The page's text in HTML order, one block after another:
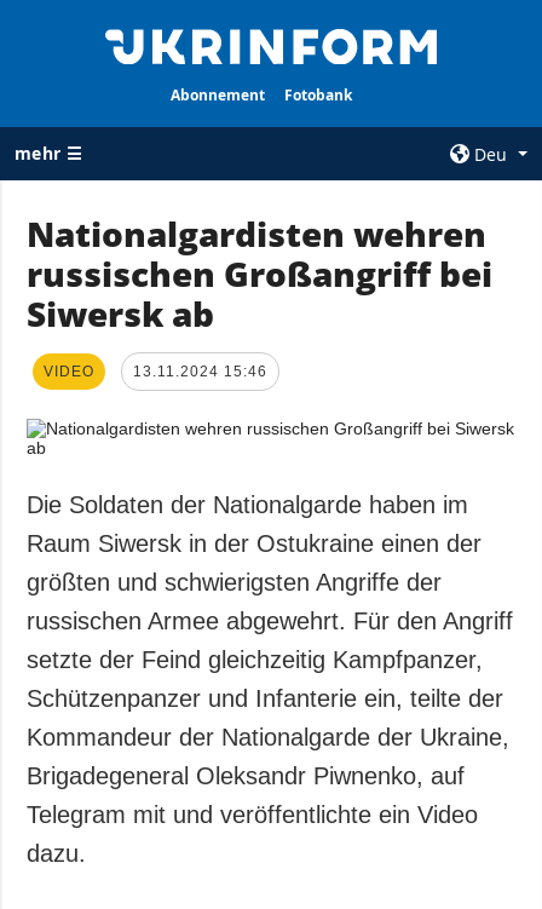
Abonnement Fotobank
mehr ☰
Deu
ALLE
RUBRIKEN
Krieg
Wiederaufbau
Politik
Militär
Gesellschaft und
Kultur
Sport
Kriminalität
Notstand und
AGENTUR
Politik zur
personenbezogener
Daten
ZUSÄTZLICH
Veröffentlichungen
Interview
LEISTUNGEN
Abonnement
Nationalgardisten wehren
russischen Großangriff bei
Siwersk ab
VIDEO 13.11.2024 15:46
Die Soldaten der Nationalgarde haben im
Raum Siwersk in der Ostukraine einen der
größten und schwierigsten Angriffe der
russischen Armee abgewehrt. Für den Angriff
setzte der Feind gleichzeitig Kampfpanzer,
Schützenpanzer und Infanterie ein, teilte der
Kommandeur der Nationalgarde der Ukraine,
Brigadegeneral Oleksandr Piwnenko, auf
Telegram mit und veröffentlichte ein Video
dazu.